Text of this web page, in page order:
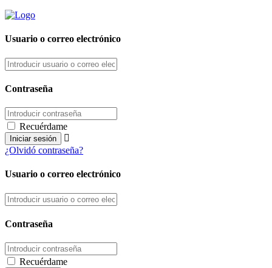
Usuario o correo electrónico
Contraseña
Recuérdame
¿Olvidó contraseña?
Usuario o correo electrónico
Contraseña
Recuérdame